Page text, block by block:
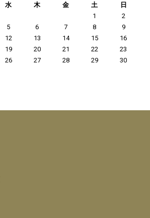
水 木 金 土
日
1
2
5 6 7 8
9
12 13 14 15
16
19 20 21 22
23
26 27 28 29
30